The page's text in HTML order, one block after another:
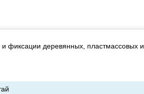
фиксации деревянных, пластмассовых и